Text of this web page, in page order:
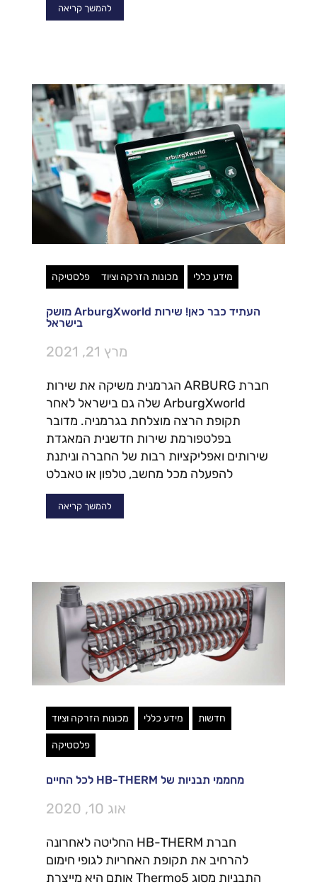
להמשך קריאה
מידע כללי מכונות הזרקה וציוד פלסטיקה
העתיד כבר כאן! שירות ArburgXworld מושק
בישראל
מרץ 21, 2021
חברת ARBURG הגרמנית משיקה את שירות
ArburgXworld שלה גם בישראל לאחר
תקופת הרצה מוצלחת בגרמניה. מדובר
בפלטפורמת שירות חדשנית המאגדת
שירותים ואפליקציות רבות של החברה וניתנת
להפעלה מכל מחשב, טלפון או טאבלט
להמשך קריאה
חדשות מידע כללי מכונות הזרקה וציוד
פלסטיקה
מחממי תבניות של HB-THERM לכל החיים
אוג 10, 2020
חברת HB-THERM החליטה לאחרונה
להרחיב את תקופת האחריות לגופי חימום
התבניות מסוג Thermo5 אותם היא מייצרת